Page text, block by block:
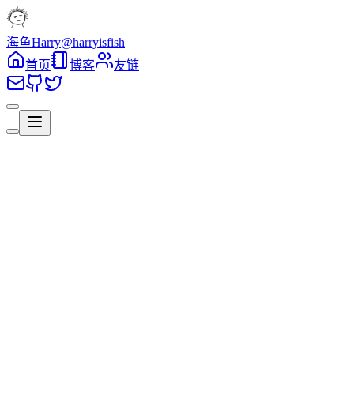
海鱼Harry@harryisfish
首页
博客 友链